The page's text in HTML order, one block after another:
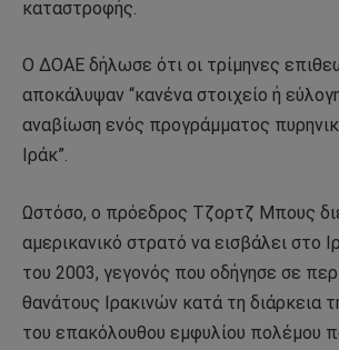
καταστροφής.
Ο ΔΟΑΕ δήλωσε ότι οι τρίμηνες
αποκάλυψαν “κανένα στοιχείο ή
αναβίωση ενός προγράμματος
Ιράκ”.
Ωστόσο, ο πρόεδρος Τζορτζ Μπους
αμερικανικό στρατό να εισβάλει στο
του 2003, γεγονός που οδήγησε σε
θανάτους Ιρακινών κατά τη διάρκεια
του επακόλουθου εμφυλίου πολέμου